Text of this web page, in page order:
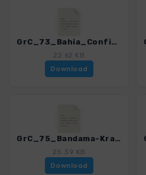
GrC_73_Bahia_Confital_4459_12.gpx
22.62 KB
Download
GrC_75_Bandama-Krater_4459_12.gpx
25.39 KB
Download